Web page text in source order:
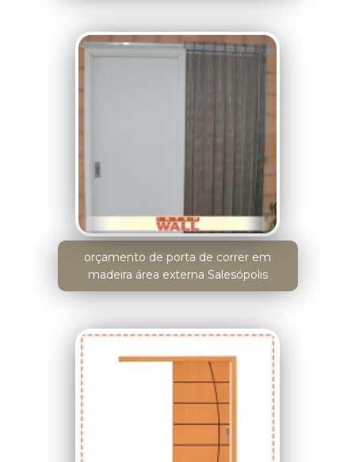
orçamento de porta de correr em
madeira área externa Salesópolis